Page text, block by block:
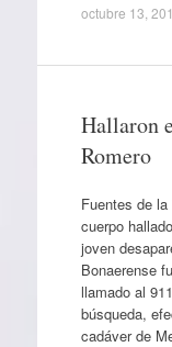
octubre 13,
Hallaron
Romero
Fuentes de
cuerpo
joven
Bonaerense
llamado al
búsqueda,
cadáver de